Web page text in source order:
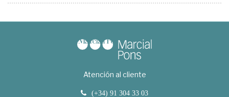
Atención al cliente
(+34) 91 304 33 03